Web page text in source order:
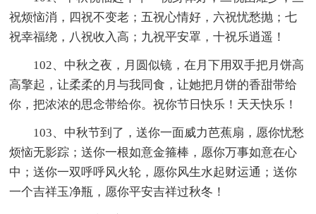
祝烦恼消，四祝不变老；五祝心情好，六祝忧愁抛；七
祝幸福绕，八祝收入高；九祝平安罩，十祝乐逍遥！
102、中秋之夜，月圆似镜，在月下用双手把月饼高
高擎起，让柔柔的月与我同食，让她把月饼的香甜带给
你，把浓浓的思念带给你。祝你节日快乐！天天快乐！
103、中秋节到了，送你一面威力芭蕉扇，愿你忧愁
烦恼无影踪；送你一根如意金箍棒，愿你万事如意在心
中；送你一双呼呼风火轮，愿你风生水起财运通；送你
一个吉祥玉净瓶，愿你平安吉祥过秋冬！